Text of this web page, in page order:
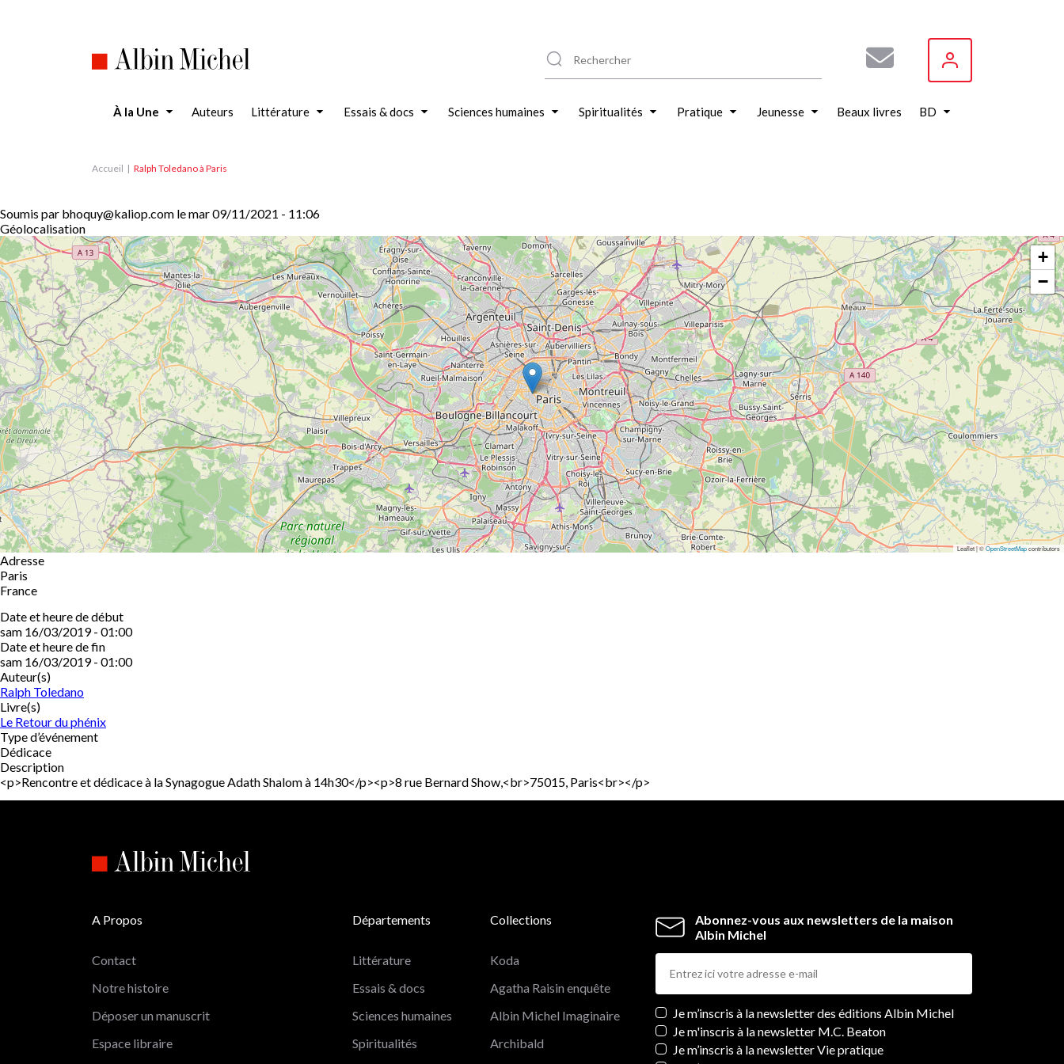
À la Une Auteurs Littérature Essais & docs Sciences humaines Spiritualités Pratique Jeunesse Beaux livres BD
Accueil Ralph Toledano à Paris
Soumis par bhoquy@kaliop.com lemar 09/11/2021 - 11:06
Géolocalisation
+
−
Leaflet | ©OpenStreetMapcontributors
Adresse
Paris
France
Date et heure de début
sam 16/03/2019 - 01:00
Date et heure de fin
sam 16/03/2019 - 01:00
Auteur(s)
Ralph Toledano
Livre(s)
Le Retour du phénix
Type d’événement
Dédicace
Description
<p>Rencontre et dédicace à la Synagogue Adath Shalom à 14h30</p><p>8 rue Bernard Show,<br>75015, Paris<br></p>
Abonnez-vous aux newsletters de la maison
Albin Michel
Newsletters
Je m’inscris à la newsletter des éditions Albin Michel
Je m'inscris à la newsletter M.C. Beaton
Je m’inscris à la newsletter Vie pratique
A Propos
Contact
Notre histoire
Déposer un manuscrit
Espace libraire
Départements
Littérature
Essais & docs
Sciences humaines
Spiritualités
Collections
Koda
Agatha Raisin enquête
Albin Michel Imaginaire
Archibald